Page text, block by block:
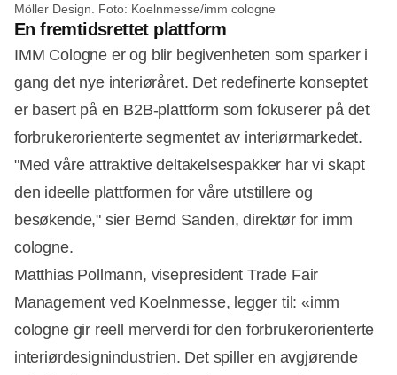
Möller Design. Foto: Koelnmesse/imm cologne
En fremtidsrettet plattform
IMM Cologne er og blir begivenheten som sparker i
gang det nye interiøråret. Det redefinerte konseptet
er basert på en B2B-plattform som fokuserer på det
forbrukerorienterte segmentet av interiørmarkedet.
"Med våre attraktive deltakelsespakker har vi skapt
den ideelle plattformen for våre utstillere og
besøkende," sier Bernd Sanden, direktør for imm
cologne.
Matthias Pollmann, visepresident Trade Fair
Management ved Koelnmesse, legger til: «imm
cologne gir reell merverdi for den forbrukerorienterte
interiørdesignindustrien. Det spiller en avgjørende